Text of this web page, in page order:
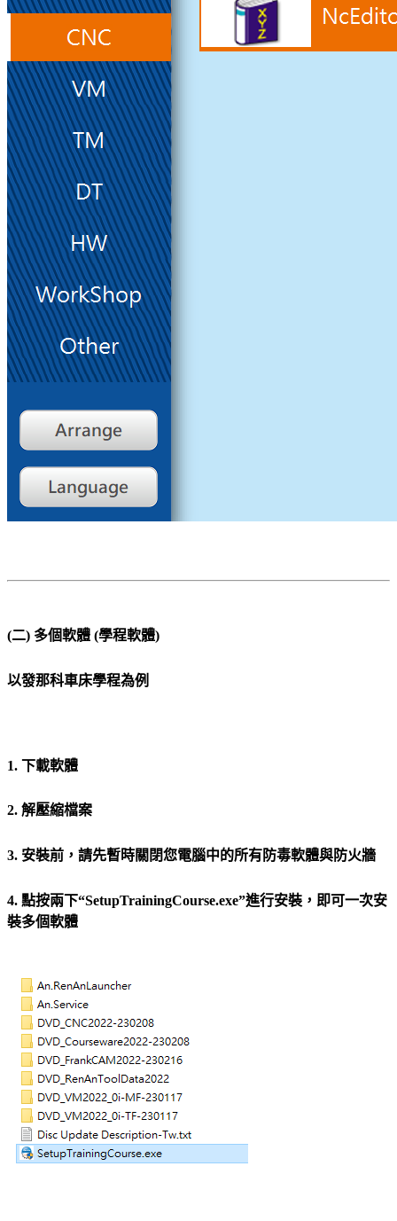
(二) 多個軟體 (學程軟體)
以發那科車床學程為例
1. 下載軟體
2. 解壓縮檔案
3. 安裝前，請先暫時關閉您電腦中的所有防毒軟體與防火牆
4. 點按兩下“SetupTrainingCourse.exe”進行安裝，即可一次安
裝多個軟體